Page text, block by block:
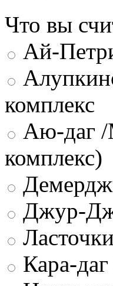
Что вы
Ай-
комплекс
Аю-даг /
комплекс)
Джур-
Кара-